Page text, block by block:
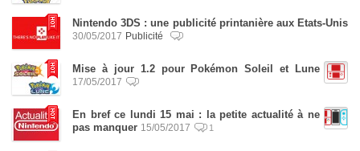
Nintendo 3DS : une publicité printanière aux Etats-Unis
30/05/2017 Publicité
Mise à jour 1.2 pour Pokémon Soleil et Lune
17/05/2017
En bref ce lundi 15 mai : la petite actualité à ne
pas manquer 15/05/2017 1